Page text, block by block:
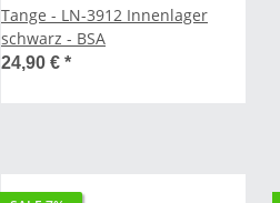
Tange - LN-3912 Innenlager
schwarz - BSA
24,90 € *